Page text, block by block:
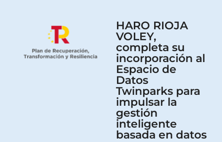
HARO RIOJA
VOLEY,
completa su
incorporación al
Espacio de
Datos
Twinparks para
impulsar la
gestión
inteligente
basada en datos